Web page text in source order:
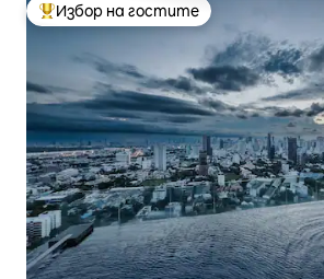
Най-популярен избор на гостите
Избор на гостите